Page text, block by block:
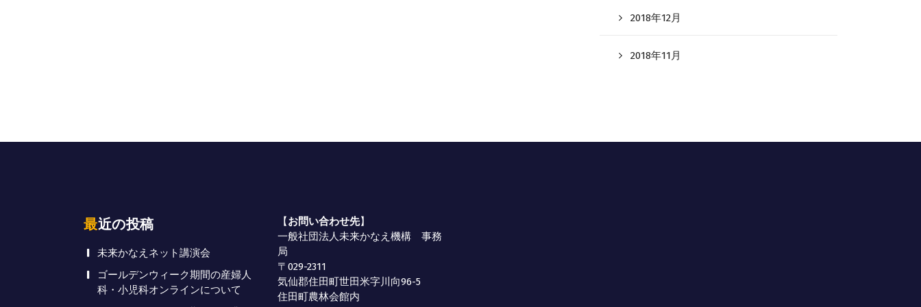
2018年12月
2018年11月
最近の投稿
未来かなえネット講演会
ゴールデンウィーク期間の産婦人
科・小児科オンラインについて
【お問い合わせ先】
一般社団法人未来かなえ機構 事務
局
〒029-2311
気仙郡住田町世田米字川向96-5
住田町農林会館内